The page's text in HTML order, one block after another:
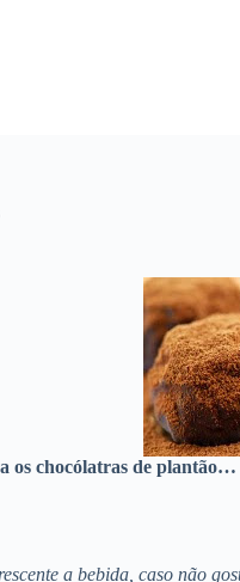
os chocólatras de plantão…
a bebida, caso não